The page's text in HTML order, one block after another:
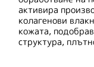
активира
колагенови
кожата,
структура,